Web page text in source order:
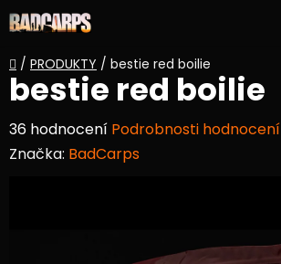
Přejít
na
Domů
/ PRODUKTY / bestie red boilie
bestie red boilie
Průměrné
hodnocení
36 hodnocení Podrobnosti hodnocení
Značka: BadCarps